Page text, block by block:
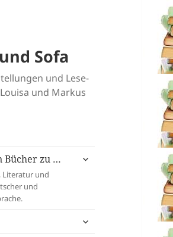
Sofa
und Lese-
und Markus
Bücher zu …
Literatur und
und
untermenü
untermenü